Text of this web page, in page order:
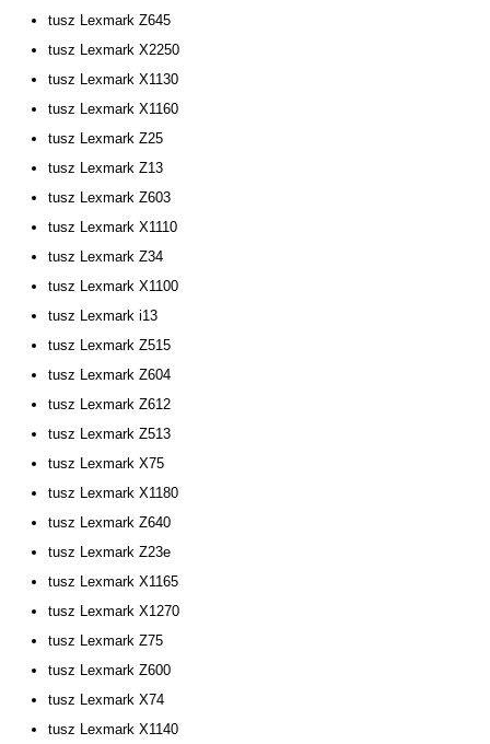
tusz Lexmark Z645
tusz Lexmark X2250
tusz Lexmark X1130
tusz Lexmark X1160
tusz Lexmark Z25
tusz Lexmark Z13
tusz Lexmark Z603
tusz Lexmark X1110
tusz Lexmark Z34
tusz Lexmark X1100
tusz Lexmark i13
tusz Lexmark Z515
tusz Lexmark Z604
tusz Lexmark Z612
tusz Lexmark Z513
tusz Lexmark X75
tusz Lexmark X1180
tusz Lexmark Z640
tusz Lexmark Z23e
tusz Lexmark X1165
tusz Lexmark X1270
tusz Lexmark Z75
tusz Lexmark Z600
tusz Lexmark X74
tusz Lexmark X1140